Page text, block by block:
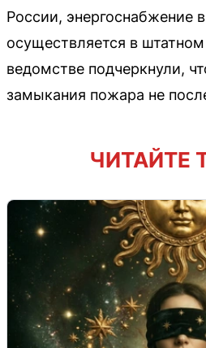
России, энергоснабжение
осуществляется в
ведомстве подчеркнули,
замыкания пожара не
ЧИТАЙТЕ